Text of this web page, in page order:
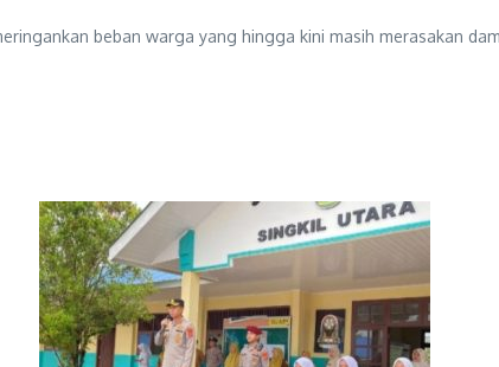
beban warga yang hingga kini masih merasakan